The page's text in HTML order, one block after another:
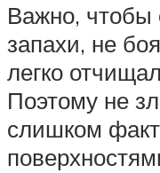
Важно, чтобы
запахи, не
легко
Поэтому не
слишком